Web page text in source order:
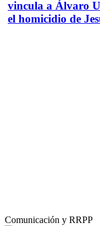
vincula a Álvaro
el homicidio de
Comunicación y RRPP